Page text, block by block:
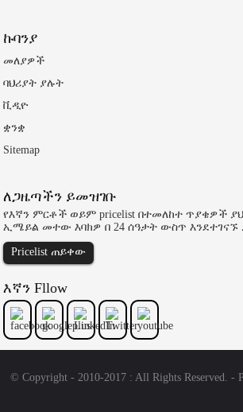
ኩባንያ
መለያዎች
ባህሪያት ያሉት
ቪዲዮ
ቋንቋ
Sitemap
ለጋዜጣችን ይመዝገቡ
የእኛን ምርቶች ወይም pricelist በተመለከተ ጥያቄዎች
ኢሜይል መተው እባክዎ በ 24 ሰዓታት ውስጥ እንደተገናኙ
Pricelist ጠይቀው
እኛን Fllow
© Copyright - 2010-2017 : All Rights Reserved. -